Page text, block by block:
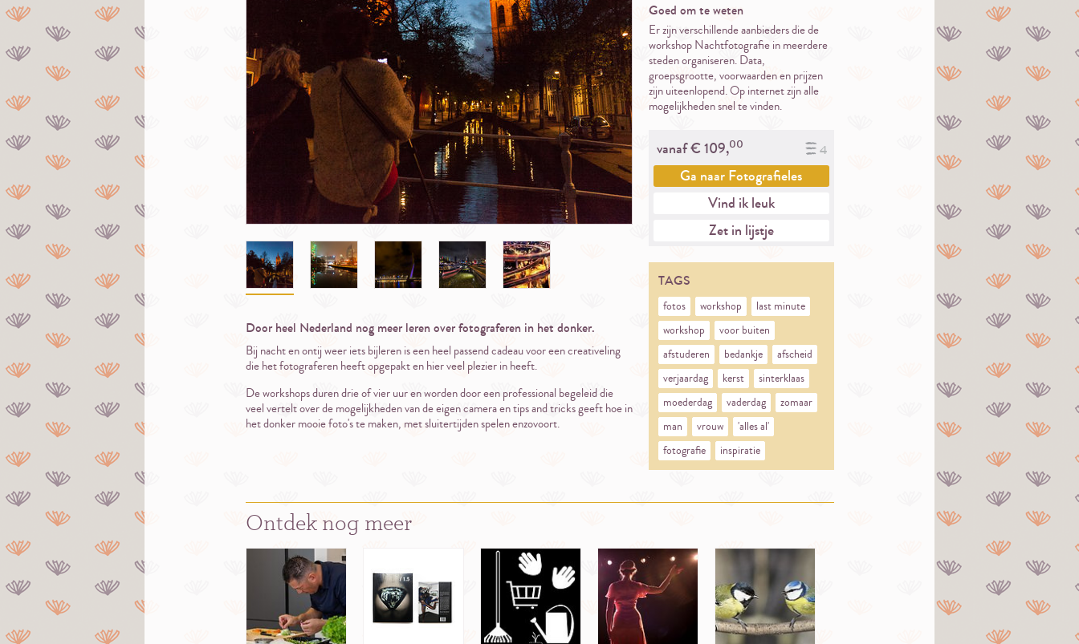
Door heel Nederland nog meer leren over fotograferen in het donker.
Bij nacht en ontij weer iets bijleren is een heel passend cadeau voor een creativeling
die het fotograferen heeft opgepakt en hier veel plezier in heeft.
De workshops duren drie of vier uur en worden door een professional begeleid die
veel vertelt over de mogelijkheden van de eigen camera en tips and tricks geeft hoe in
het donker mooie foto's te maken, met sluitertijden spelen enzovoort.
Goed om te weten
Er zijn verschillende aanbieders die de
workshop Nachtfotografie in meerdere
steden organiseren. Data,
groepsgrootte, voorwaarden en prijzen
zijn uiteenlopend. Op internet zijn alle
mogelijkheden snel te vinden.
4
vanaf €109,00
Ga naarFotografieles
Vind ik leuk
Zet in lijstje
TAGS
fotos workshop
last minute
workshop
voor buiten
afstuderen
bedankje
afscheid
verjaardag
kerst
sinterklaas
moederdag
vaderdag
zomaar
man
vrouw
'alles al'
fotografie
inspiratie
Ontdek nog meer